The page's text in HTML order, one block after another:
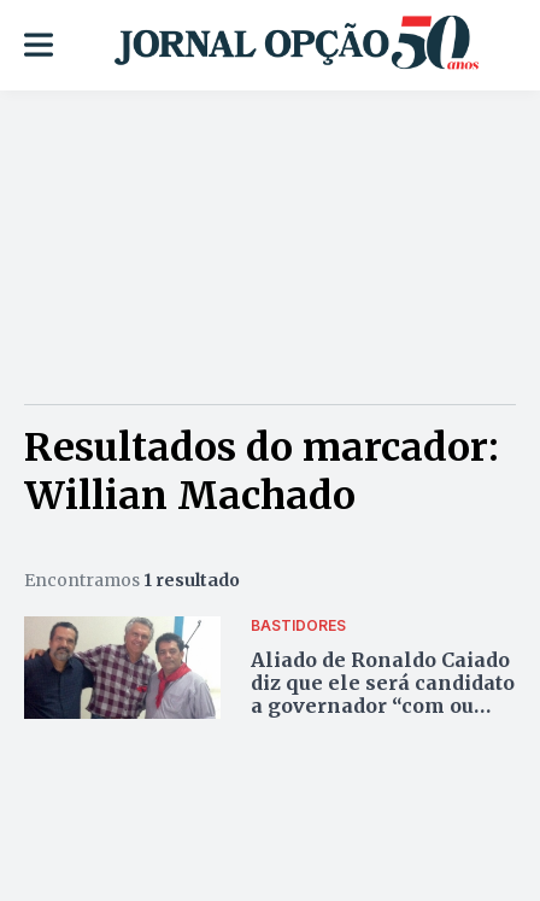
Resultados do marcador:
Willian Machado
Encontramos 1 resultado
BASTIDORES
Aliado de Ronaldo Caiado
diz que ele será candidato
a governador “com ou